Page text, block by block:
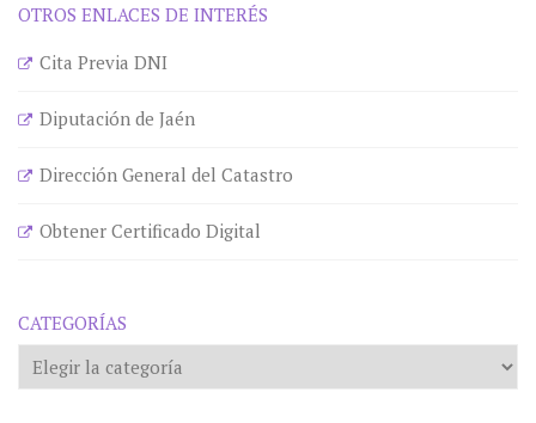
OTROS ENLACES DE INTERÉS
Cita Previa DNI
Diputación de Jaén
Dirección General del Catastro
Obtener Certificado Digital
CATEGORÍAS
Categorías